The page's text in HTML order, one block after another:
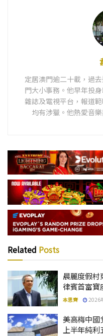
定居澳門逾二十載，過
門大小事務。他早年投
雜誌及電視平台，報道
均有涉獵。他熱愛音
Related Posts
晨麗度假村
律賓首富寶
本思齊 2026
美高梅中國
上半年純利